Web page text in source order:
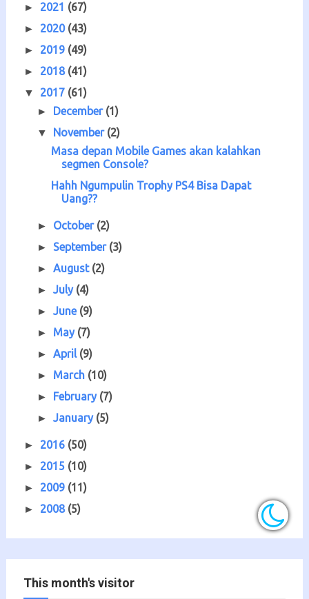
► 2021 (67)
► 2020 (43)
► 2019 (49)
► 2018 (41)
▼ 2017 (61)
► December (1)
▼ November (2)
Masa depan Mobile Games akan kalahkan
segmen Console?
Hahh Ngumpulin Trophy PS4 Bisa Dapat
Uang??
► October (2)
►September (3)
►August (2)
►July (4)
►June (9)
► May (7)
►April (9)
► March (10)
► February (7)
►January (5)
► 2016 (50)
► 2015 (10)
► 2009 (11)
► 2008 (5)
This month's visitor